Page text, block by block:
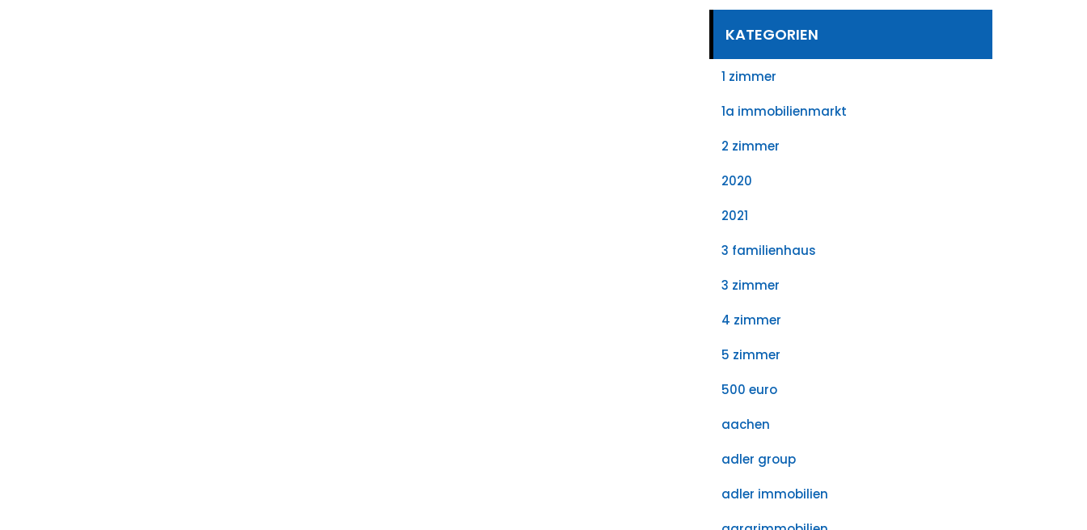
KATEGORIEN
1 zimmer
1a immobilienmarkt
2 zimmer
2020
2021
3 familienhaus
3 zimmer
4 zimmer
5 zimmer
500 euro
aachen
adler group
adler immobilien